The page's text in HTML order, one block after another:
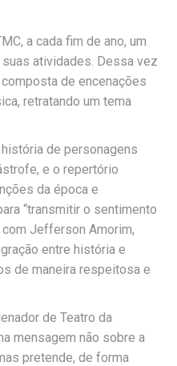
a cada fim de ano, um
atividades. Dessa vez
de encenações
retratando um tema
de personagens
e o repertório
da época e
“transmitir o sentimento
Jefferson Amorim,
entre história e
de maneira respeitosa e
de Teatro da
mensagem não sobre a
pretende, de forma